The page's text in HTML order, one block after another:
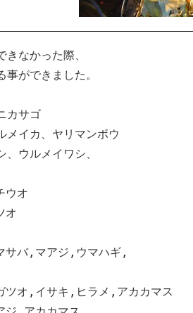
なかった際、
ができました。
カサゴ
メイカ、ヤリマンボウ
ウルメイワシ、
ウオ
オ
バ,マアジ,ウマハギ,
オ,イサキ,ヒラメ,アカカマス